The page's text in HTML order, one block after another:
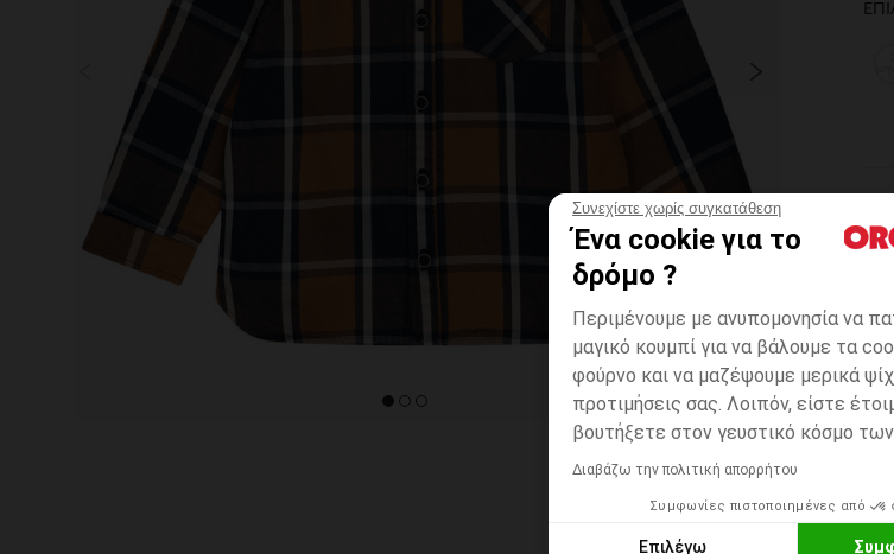
Συνεχίστε χωρίς συγκατάθεση
Ένα cookie για το
δρόμο ?
Περιμένουμε με ανυπομονησία να
μαγικό κουμπί για να βάλουμε τα
φούρνο και να μαζέψουμε μερικά
προτιμήσεις σας. Λοιπόν, είστε
βουτήξετε στον γευστικό κόσμο
Διαβάζω την πολιτική απορρήτου
Συμφωνίες πιστοποιημένες από
Επιλέγω